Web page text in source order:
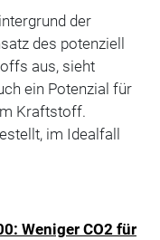
der
des potenziell
aus, sieht
ein Potenzial für
Kraftstoff.
im Idealfall
Weniger CO2 für